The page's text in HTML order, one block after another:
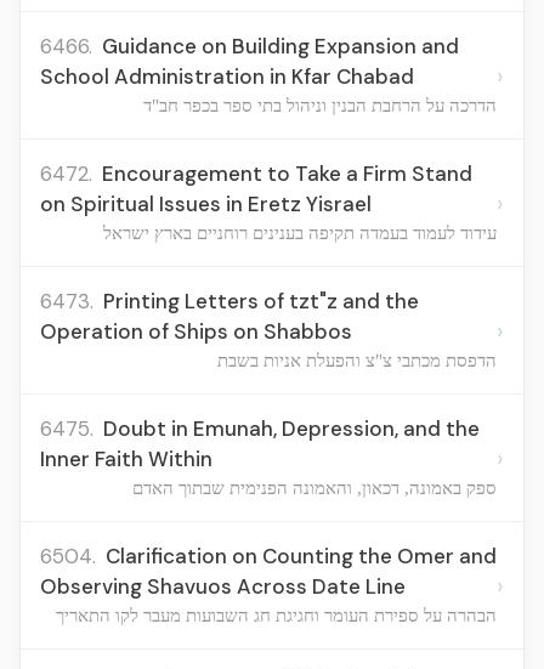
6466. Guidance on Building Expansion and
School Administration in Kfar Chabad
הדרכה על הרחבת הבנין וניהול בתי ספר בכפר חב"ד
›
6472. Encouragement to Take a Firm Stand
on Spiritual Issues in Eretz Yisrael
עידוד לעמוד בעמדה תקיפה בענינים רוחניים בארץ ישראל
›
6473. Printing Letters of tzt"z and the
Operation of Ships on Shabbos
הדפסת מכתבי צ"צ והפעלת אניות בשבת
›
6475. Doubt in Emunah, Depression, and the
Inner Faith Within
ספק באמונה, דכאון, והאמונה הפנימית שבתוך האדם
›
6504. Clarification on Counting the Omer and
Observing Shavuos Across Date Line
הבהרה על ספירת העומר וחגיגת חג השבועות מעבר לקו התאריך
›